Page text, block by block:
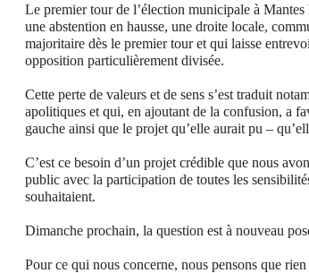
Le premier tour de l’élection municipale à
une abstention en hausse, une droite locale,
majoritaire dès le premier tour et qui laisse
opposition particulièrement divisée.
Cette perte de valeurs et de sens s’est traduit
apolitiques et qui, en ajoutant de la confusion, a
gauche ainsi que le projet qu’elle aurait pu –
C’est ce besoin d’un projet crédible que nous
public avec la participation de toutes les
souhaitaient.
Dimanche prochain, la question est à nouveau
Pour ce qui nous concerne, nous pensons que